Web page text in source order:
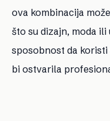
ova kombinacija
što su dizajn, moda
sposobnost da
bi ostvarila